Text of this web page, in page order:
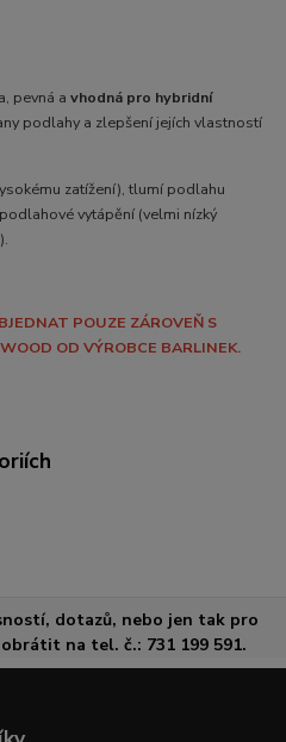
pevná avhodná pro hybridní
podlahy a zlepšení jejích vlastností
zatížení), tlumí podlahu
vytápění (velmi nízký
POUZE ZÁROVEŇ S
OD VÝROBCE BARLINEK.
dotazů, nebo jen tak pro
na tel. č.: 731 199 591.